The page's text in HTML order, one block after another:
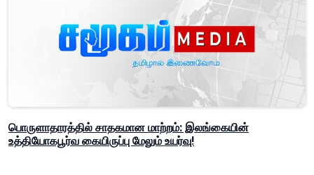
பொருளாதாரத்தில் சாதகமான மாற்றம்: இலங்கையின்
உத்தியோகபூர்வ கையிருப்பு மேலும் உயர்வு!